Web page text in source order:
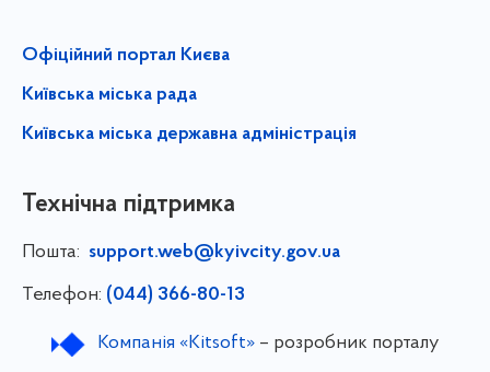
Офіційний портал Києва
Київська міська рада
Київська міська державна адміністрація
Технічна підтримка
Пошта: support.web@kyivcity.gov.ua
Телефон: (044) 366-80-13
Компанія «Kitsoft»– розробник порталу